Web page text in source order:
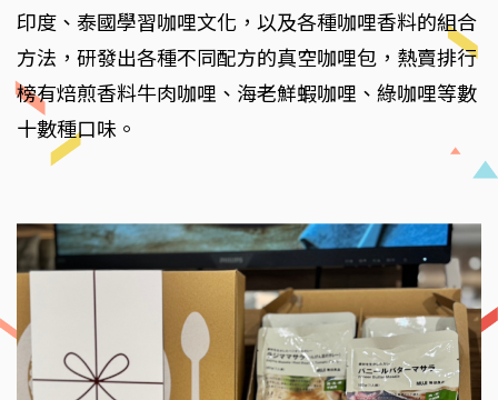
印度、泰國學習咖哩文化，以及各種咖哩香料的組合
方法，研發出各種不同配方的真空咖哩包，熱賣排行
榜有焙煎香料牛肉咖哩、海老鮮蝦咖哩、綠咖哩等數
十數種口味。